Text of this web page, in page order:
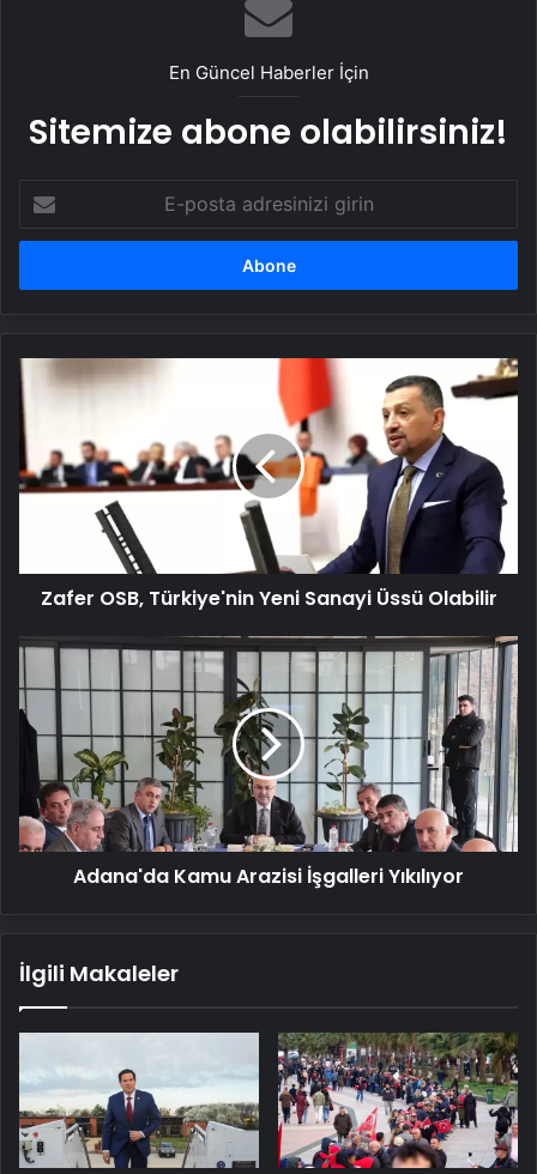
En Güncel Haberler İçin
Sitemize abone olabilirsiniz!
posta
adresinizi
Zafer
OSB,
Türkiye'nin
Yeni
Sanayi
Üssü
Zafer OSB, Türkiye'nin Yeni Sanayi Üssü Olabilir
Adana'da
Kamu
Arazisi
İşgalleri
Yıkılıyor
Adana'da Kamu Arazisi İşgalleri Yıkılıyor
İlgili Makaleler